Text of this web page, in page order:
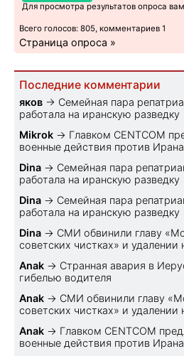
Для просмотра результатов опроса
Всего голосов: 805, комментариев 1
Страница опроса »
Последние комментарии
яков → Семейная пара
работала на иранскую разведку
Mikrok → Главком CENTCOM
военные действия против Ирана
Dina → Семейная пара
работала на иранскую разведку
Dina → Семейная пара
работала на иранскую разведку
Dina → СМИ обвинили главу
советских чистках» и удалении
Anak → Странная авария в
гибелью водителя
Anak → СМИ обвинили главу
советских чистках» и удалении
Anak → Главком CENTCOM
военные действия против Ирана